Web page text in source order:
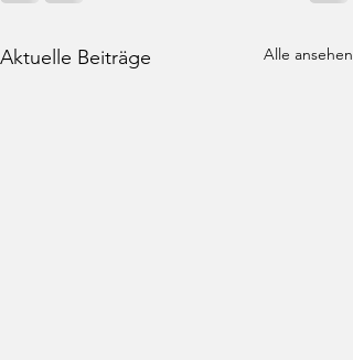
Aktuelle Beiträge Alle ansehen